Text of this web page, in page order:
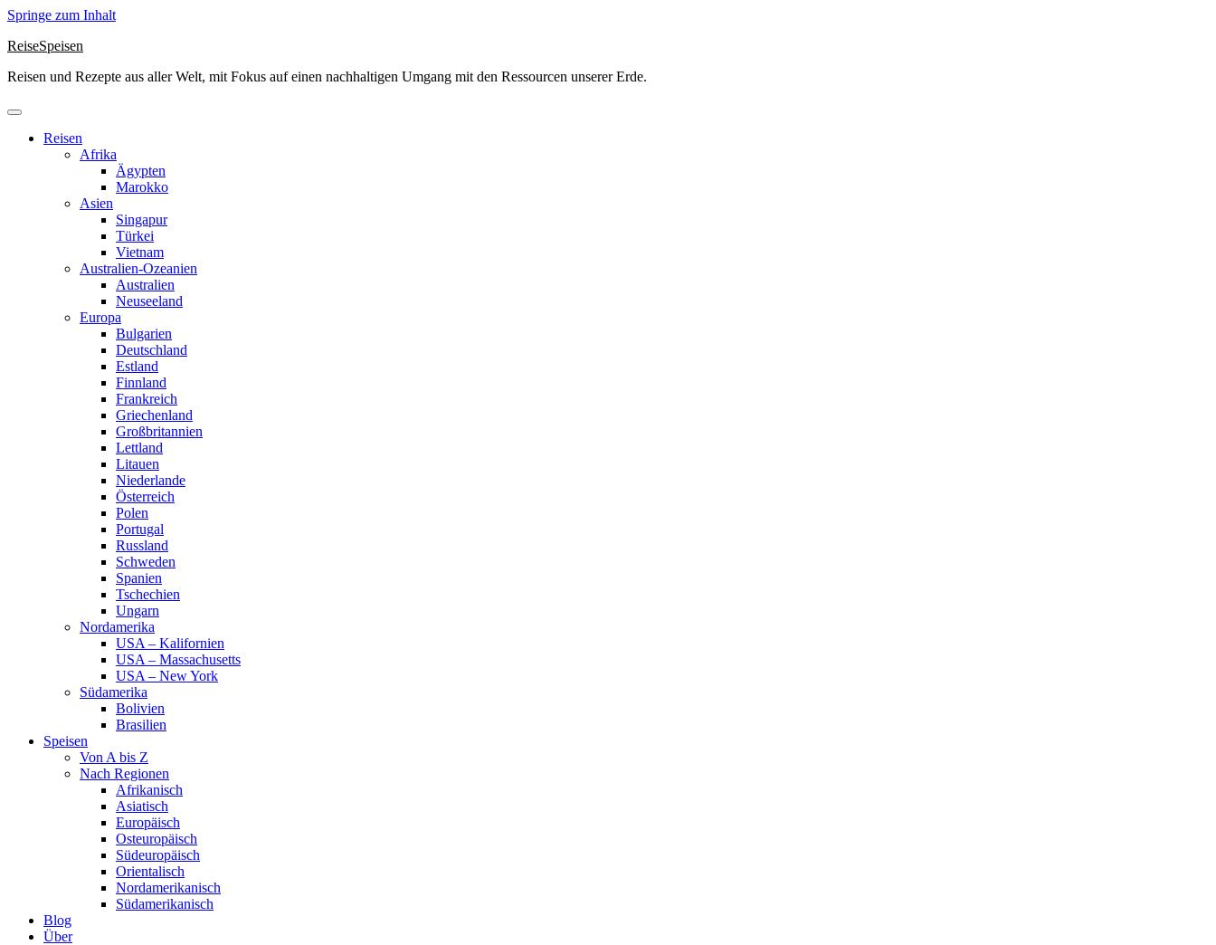
Springe zum Inhalt
ReiseSpeisen
Reisen und Rezepte aus aller Welt, mit Fokus auf einen nachhaltigen Umgang mit den Ressourcen unserer Erde.
Reisen
Afrika
Ägypten
Marokko
Asien
Singapur
Türkei
Vietnam
Australien-Ozeanien
Australien
Neuseeland
Europa
Bulgarien
Deutschland
Estland
Finnland
Frankreich
Griechenland
Großbritannien
Lettland
Litauen
Niederlande
Österreich
Polen
Portugal
Russland
Schweden
Spanien
Tschechien
Ungarn
Nordamerika
USA – Kalifornien
USA – Massachusetts
USA – New York
Südamerika
Bolivien
Brasilien
Speisen
Von A bis Z
Nach Regionen
Afrikanisch
Asiatisch
Europäisch
Osteuropäisch
Südeuropäisch
Orientalisch
Nordamerikanisch
Südamerikanisch
Blog
Über